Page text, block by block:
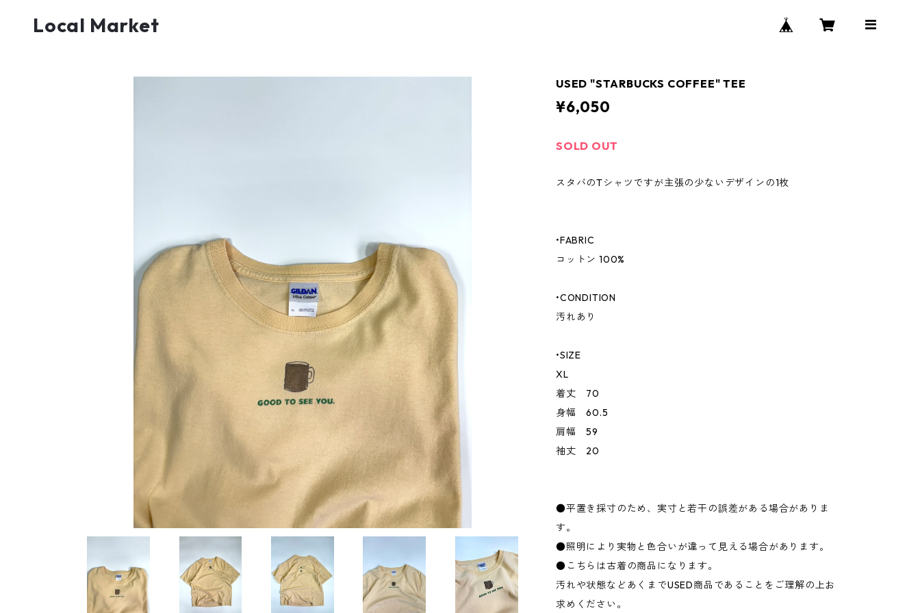
Local Market
USED "STARBUCKS COFFEE" TEE
¥6,050
SOLD OUT
スタバのTシャツですが主張の少ないデザインの1枚
•FABRIC
コットン 100%
•CONDITION
汚れあり
•SIZE
XL
着丈 70
身幅 60.5
肩幅 59
袖丈 20
●平置き採寸のため、実寸と若干の誤差がある場合がありま
す。
●照明により実物と色合いが違って見える場合があります。
●こちらは古着の商品になります。
汚れや状態などあくまでUSED商品であることをご理解の上お
求めください。